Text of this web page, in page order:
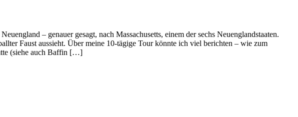
– genauer gesagt, nach Massachusetts, einem der sechs Neuenglandstaaten.
Faust aussieht. Über meine 10-tägige Tour könnte ich viel berichten – wie zum
(siehe auch Baffin […]